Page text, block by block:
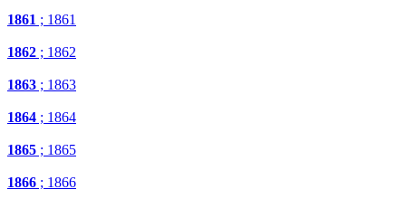
1861 ; 1861
1862 ; 1862
1863 ; 1863
1864 ; 1864
1865 ; 1865
1866 ; 1866